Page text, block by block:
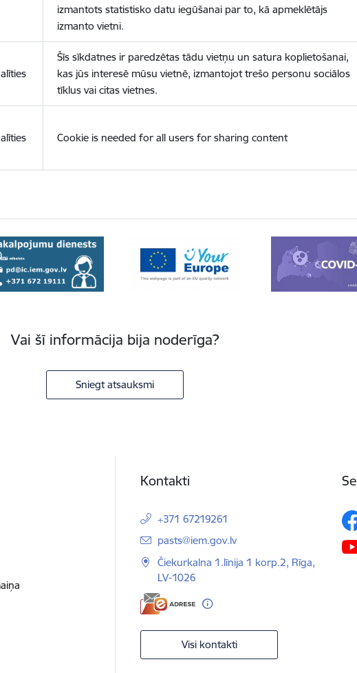
izmantots statistisko datu iegūšanai par to, kā apmeklētājs
izmanto vietni.
Šīs sīkdatnes ir paredzētas tādu vietņu un satura koplietošanai,
kas jūs interesē mūsu vietnē, izmantojot trešo personu sociālos
tīklus vai citas vietnes.
Cookie is needed for all users for sharing content
Vai šī informācija bija noderīga?
Sniegt atsauksmi
Kontakti
+371 67219261
E-pasts:
pasts@iem.gov.lv
Čiekurkalna 1.līnija 1 korp.2, Rīga,
LV-1026
Visi kontakti